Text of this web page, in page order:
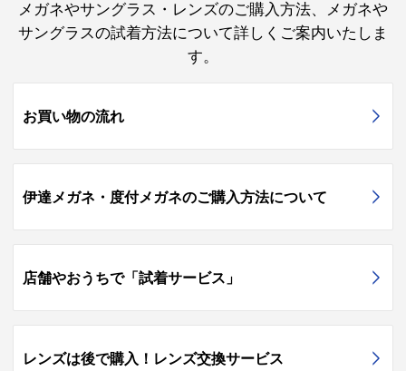
メガネやサングラス・レンズのご購入方法、メガネや
サングラスの試着方法について詳しくご案内いたしま
す。
お買い物の流れ
伊達メガネ・度付メガネのご購入方法について
店舗やおうちで「試着サービス」
レンズは後で購入！レンズ交換サービス